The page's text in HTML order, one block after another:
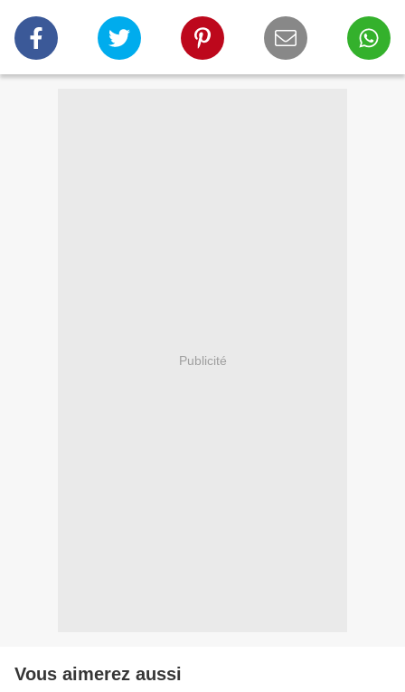
Publicité
Vous aimerez aussi